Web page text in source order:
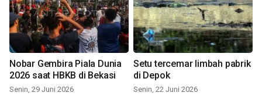
Nobar Gembira Piala Dunia
2026 saat HBKB di Bekasi
Senin, 29 Juni 2026
Setu tercemar limbah pabrik
di Depok
Senin, 22 Juni 2026